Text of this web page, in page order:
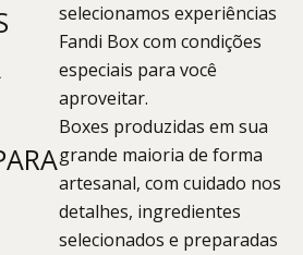
selecionamos experiências
Fandi Box com condições
especiais para você
aproveitar.
Boxes produzidas em sua
grande maioria de forma
artesanal, com cuidado nos
detalhes, ingredientes
selecionados e preparadas